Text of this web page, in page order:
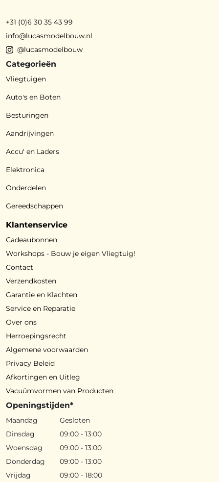
+31 (0)6 30 35 43 99
info@lucasmodelbouw.nl
@lucasmodelbouw
Categorieën
Vliegtuigen
Auto's en Boten
Besturingen
Aandrijvingen
Accu' en Laders
Elektronica
Onderdelen
Gereedschappen
Klantenservice
Cadeaubonnen
Workshops - Bouw je eigen Vliegtuig!
Contact
Verzendkosten
Garantie en Klachten
Service en Reparatie
Over ons
Herroepingsrecht
Algemene voorwaarden
Privacy Beleid
Afkortingen en Uitleg
Vacuümvormen van Producten
Openingstijden*
Maandag
Gesloten
Dinsdag
09:00 - 13:00
Woensdag
09:00 - 13:00
Donderdag
09:00 - 13:00
Vrijdag
09:00 - 18:00